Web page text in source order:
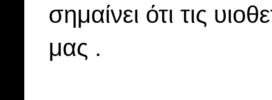
σημαίνει ότι τις
μας .